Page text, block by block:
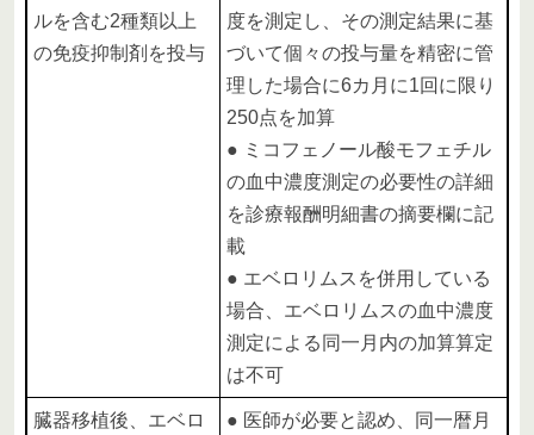
ルを含む2種類以上
の免疫抑制剤を投与
度を測定し、その測定結果に基
づいて個々の投与量を精密に管
理した場合に6カ月に1回に限り
250点を加算
● ミコフェノール酸モフェチル
の血中濃度測定の必要性の詳細
を診療報酬明細書の摘要欄に記
載
● エベロリムスを併用している
場合、エベロリムスの血中濃度
測定による同一月内の加算算定
は不可
臓器移植後、エベロ
● 医師が必要と認め、同一暦月